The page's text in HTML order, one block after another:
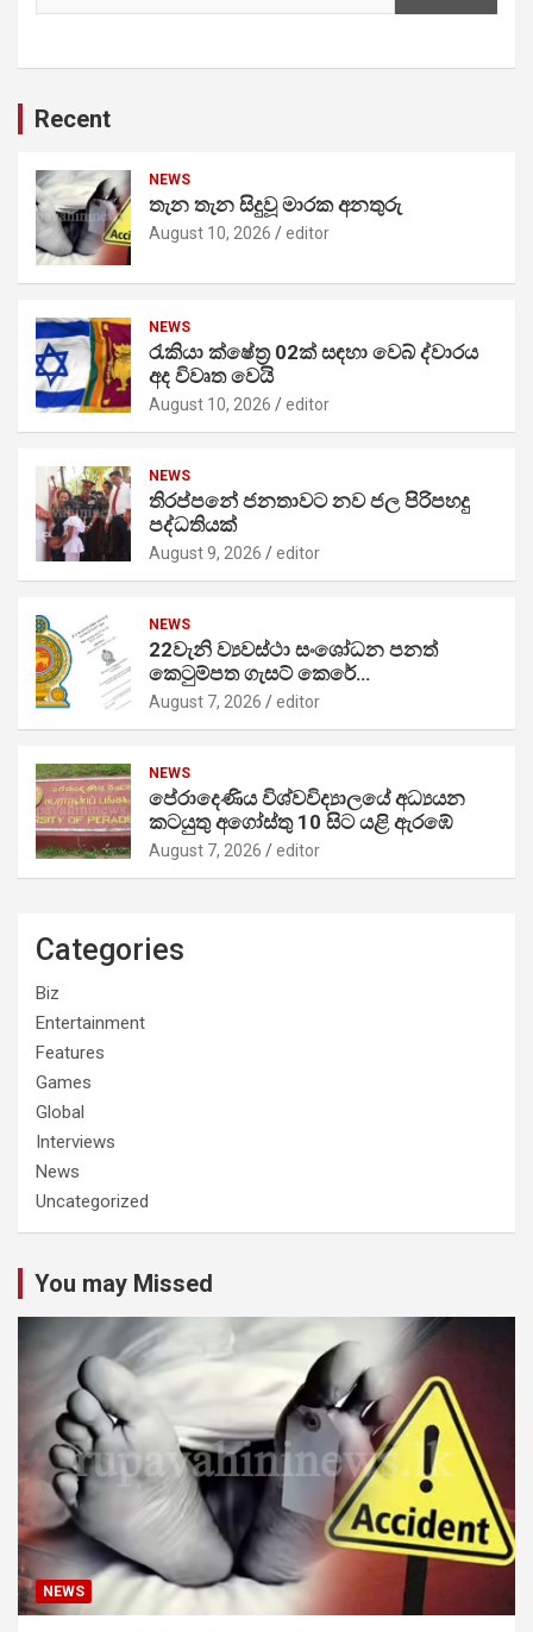
Recent
NEWS
තැන තැන සිදුවූ මාරක අනතුරු
August 10, 2026 editor
NEWS
රැකියා ක්ෂේත්‍ර 02ක් සඳහා වෙබ් ද්වාරය
අද විවෘත වෙයි
August 10, 2026 editor
NEWS
තිරප්පනේ ජනතාවට නව ජල පිරිපහදු
පද්ධතියක්
August 9, 2026 editor
NEWS
22වැනි ව්‍යවස්ථා සංශෝධන පනත්
කෙටුම්පත ගැසට් කෙරේ…
August 7, 2026 editor
NEWS
පේරාදෙණිය විශ්වවිද්‍යාලයේ අධ්‍යයන
කටයුතු අගෝස්තු 10 සිට යළි ඇරඹේ
August 7, 2026 editor
Categories
Biz
Entertainment
Features
Games
Global
Interviews
News
Uncategorized
You may Missed
NEWS